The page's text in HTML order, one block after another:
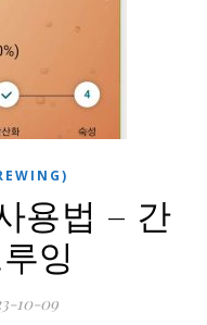
용법 – 간
잉
10-09